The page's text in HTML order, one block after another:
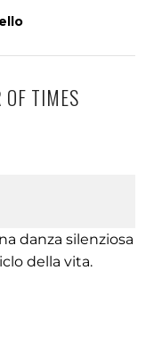
TIMES
danza silenziosa
della vita.